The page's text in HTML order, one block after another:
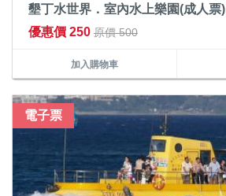
墾丁水世界．室內水上樂園(成人票)
優惠價 250 原價 500
加入購物車
電子票